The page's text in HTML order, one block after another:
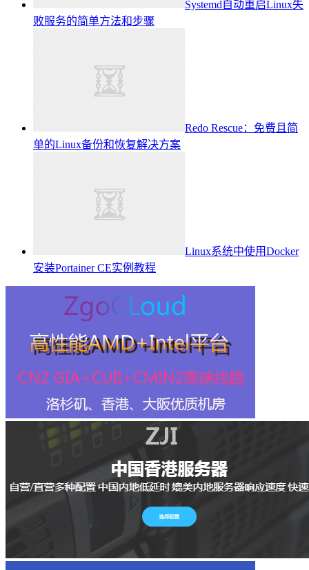
Systemd自动重启Linux失
败服务的简单方法和步骤
Redo Rescue：免费且简
单的Linux备份和恢复解决方案
Linux系统中使用Docker
安装Portainer CE实例教程